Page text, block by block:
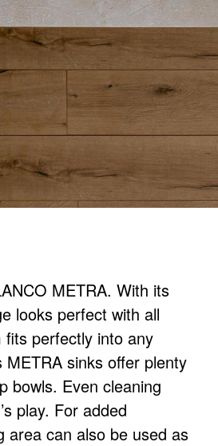
METRA. With its
looks perfect with all
perfectly into any
sinks offer plenty
bowls. Even cleaning
play. For added
area can also be used as
made of high-quality
scratch resistant and
of sinks is also
top it all off, all METRA
for right- and left-